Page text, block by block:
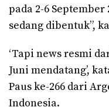
pada 2-6
sedang dibentuk”,
‘Tapi news resmi
Juni mendatang’,
Paus ke-266 dari
Indonesia.